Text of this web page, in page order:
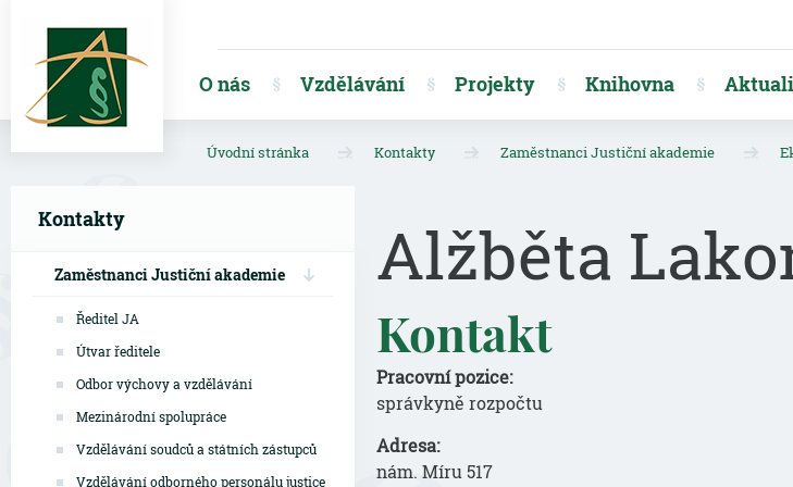
O nás Vzdělávání Projekty Knihovna
Úvodní stránka Kontakty Zaměstnanci Justiční akademie
Kontakty
Zaměstnanci Justiční akademie
Ředitel JA
Útvar ředitele
Odbor výchovy a vzdělávání
Mezinárodní spolupráce
Vzdělávání soudců a státních zástupců
Vzdělávání odborného personálu justice
Alžběta
Kontakt
Pracovní pozice:
správkyně rozpočtu
Adresa:
nám. Míru 517